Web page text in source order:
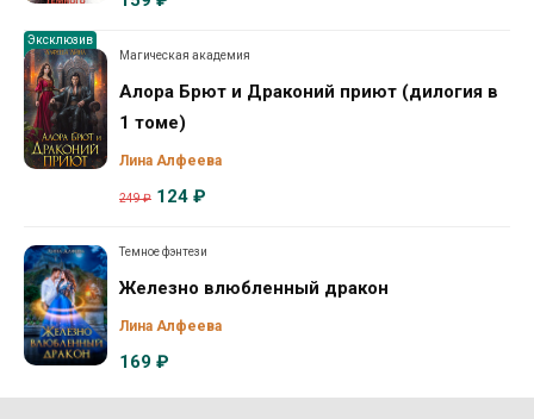
Эксклюзив
Магическая академия
Алора Брют и Драконий приют (дилогия в
1 томе)
Лина Алфеева
249 ₽ 124 ₽
Темное фэнтези
Железно влюбленный дракон
Лина Алфеева
169 ₽